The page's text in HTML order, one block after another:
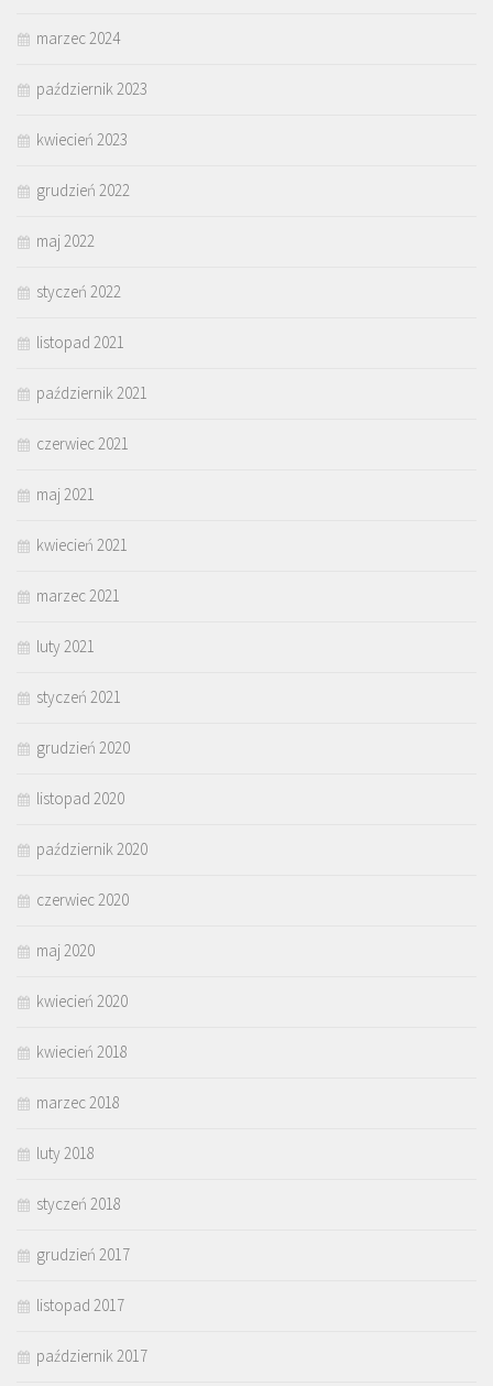
marzec 2024
październik 2023
kwiecień 2023
grudzień 2022
maj 2022
styczeń 2022
listopad 2021
październik 2021
czerwiec 2021
maj 2021
kwiecień 2021
marzec 2021
luty 2021
styczeń 2021
grudzień 2020
listopad 2020
październik 2020
czerwiec 2020
maj 2020
kwiecień 2020
kwiecień 2018
marzec 2018
luty 2018
styczeń 2018
grudzień 2017
listopad 2017
październik 2017